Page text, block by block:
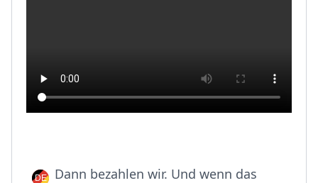
Dann bezahlen wir. Und wenn das